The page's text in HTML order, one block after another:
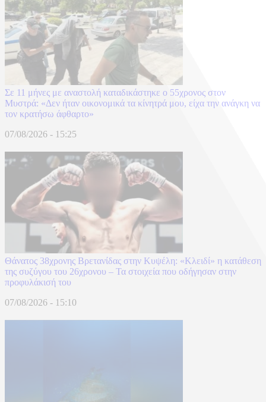
Σε 11 μήνες με αναστολή καταδικάστηκε ο 55χρονος στον
Μυστρά: «Δεν ήταν οικονομικά τα κίνητρά μου, είχα την ανάγκη να
τον κρατήσω άφθαρτο»
07/08/2026 - 15:25
Θάνατος 38χρονης Βρετανίδας στην Κυψέλη: «Κλειδί» η κατάθεση
της συζύγου του 26χρονου – Τα στοιχεία που οδήγησαν στην
προφυλάκισή του
07/08/2026 - 15:10